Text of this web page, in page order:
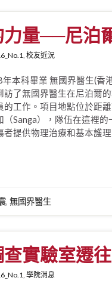
力量──尼泊
, 校友近況
本科畢業 無國界醫生(香
訪了無國界醫生在尼泊爾
的工作。項目地點位於距
（Sanga），隊伍在這裡
者提供物理治療和基本護理
, 無國界醫生
查實驗室遷
, 學院消息